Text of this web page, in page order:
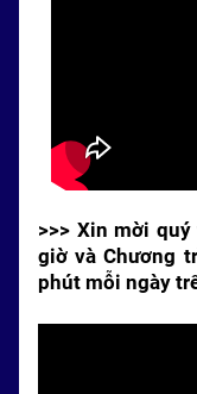
>>> Xin mời
giờ và Chương
phút mỗi ngày